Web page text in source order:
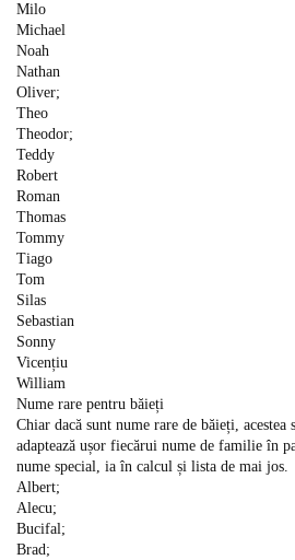
Milo
Michael
Noah
Nathan
Oliver;
Theo
Theodor;
Teddy
Robert
Roman
Thomas
Tommy
Tiago
Tom
Silas
Sebastian
Sonny
Vicențiu
William
Nume rare pentru băieți
Chiar dacă sunt nume rare de băieți, acestea
adaptează ușor fiecărui nume de familie în
nume special, ia în calcul și lista de mai jos.
Albert;
Alecu;
Bucifal;
Brad;